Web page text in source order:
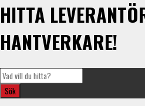
HITTA
HANTVERKARE!